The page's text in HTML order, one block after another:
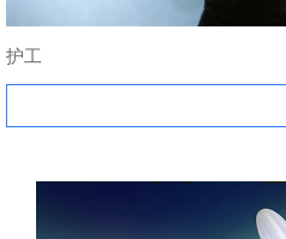
护工
Search